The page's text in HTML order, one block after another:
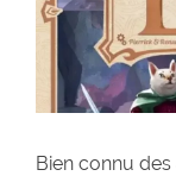
Bien connu